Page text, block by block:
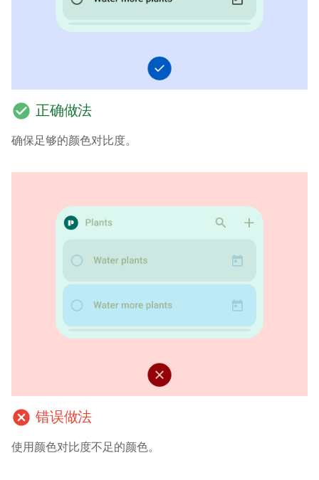
check_circle 正确做法
确保足够的颜色对比度。
cancel 错误做法
使用颜色对比度不足的颜色。